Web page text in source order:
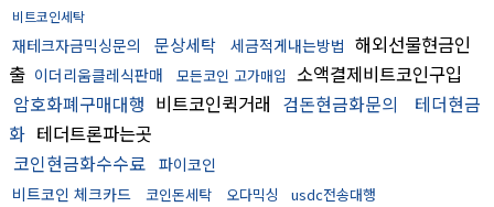
비트코인세탁
재테크자금믹싱문의 문상세탁 세금적게내는방법 해외선물현금인
출 이더리움클레식판매 모든코인 고가매입 소액결제비트코인구입
암호화폐구매대행 비트코인퀵거래 검돈현금화문의
테더현금
화 테더트론파는곳
코인현금화수수료 파이코인
비트코인 체크카드
코인돈세탁 오다믹싱 usdc전송대행